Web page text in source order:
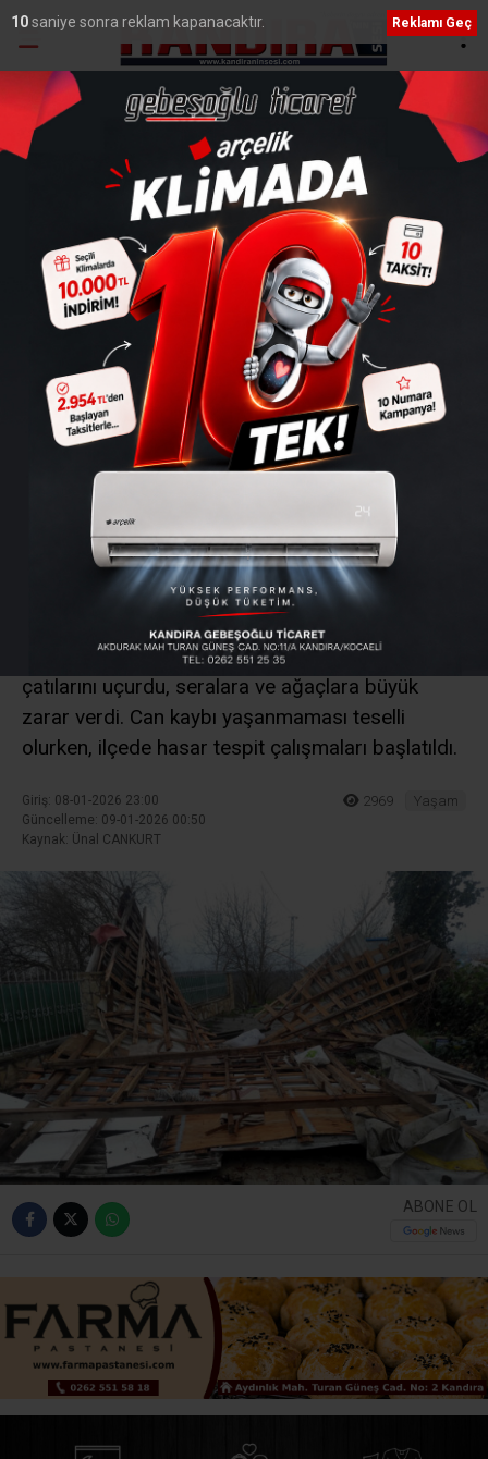
Ana Sayfa›Yaşam
Fırtına Kandıra’yı Yıktı
Geçti: Evler, Seralar,
Ağaçlar Zarar Gördü
Kandıra genelinde sabah saatlerinden itibaren
etkili olan şiddetli fırtına, birçok mahallede evlerin
çatılarını uçurdu, seralara ve ağaçlara büyük
zarar verdi. Can kaybı yaşanmaması teselli
olurken, ilçede hasar tespit çalışmaları başlatıldı.
Giriş: 08-01-2026 23:00
Güncelleme: 09-01-2026 00:50
Kaynak: Ünal CANKURT
2969 Yaşam
ABONE OL
Kandıra genelinde sabah saatlerinden itibaren etkisini
giderek artıran şiddetli fırtına, ilçe merkezi ve kırsal
mahallelerde büyük çaplı maddi hasara neden oldu.
Kuvvetli rüzgârın etkisiyle çok sayıda evin çatısı uçarken,
seralar zarar gördü, onlarca ağaç devrildi.
8saniye sonra reklam kapanacaktır. Reklamı Geç